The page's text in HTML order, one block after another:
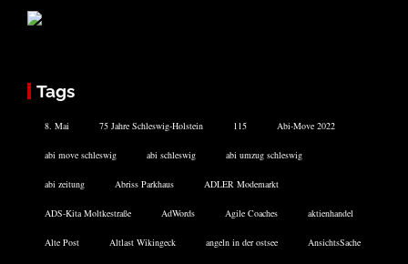
Tags
8. Mai 75 Jahre Schleswig-Holstein 115 Abi-Move 2022
abi move schleswig abi schleswig abi umzug schleswig
abi zeitung Abriss Parkhaus ADLER Modemarkt
ADS-Kita Moltkestraße AdWords Agile Coaches aktienhandel
Alte Post Altlast Wikingeck angeln in der ostsee AnsichtsSache